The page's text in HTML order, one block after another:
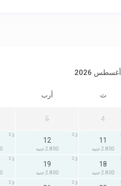
أغسطس 2026
ث أرب
4
5
11
2.800 جنيه
12
2.800 جنيه
3
3
18
2.800 جنيه
19
2.800 جنيه
3
3
3
3